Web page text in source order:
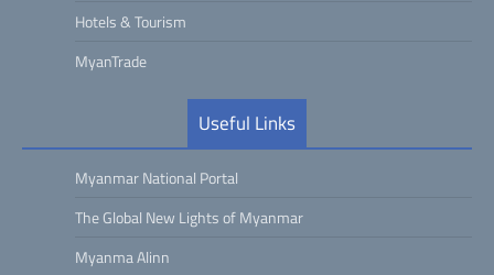
Hotels & Tourism
MyanTrade
Useful Links
Myanmar National Portal
The Global New Lights of Myanmar
Myanma Alinn